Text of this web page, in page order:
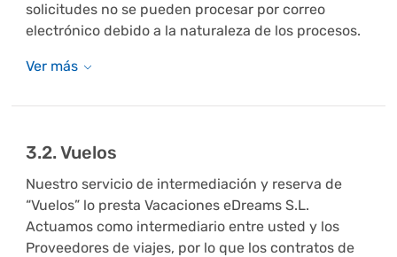
solicitudes no se pueden procesar por correo
electrónico debido a la naturaleza de los procesos.
3.2. Vuelos
Nuestro servicio de intermediación y reserva de
“Vuelos” lo presta Vacaciones eDreams S.L.
Actuamos como intermediario entre usted y los
Proveedores de viajes, por lo que los contratos de